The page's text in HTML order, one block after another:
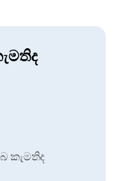
කැමතිද